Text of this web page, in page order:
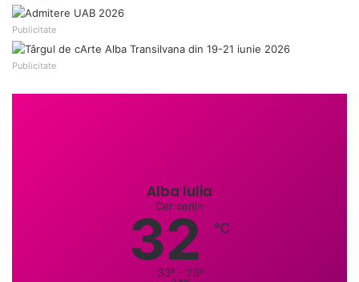
Publicitate
Publicitate
Alba Iulia
Cer senin
32 ℃
33º - 23º